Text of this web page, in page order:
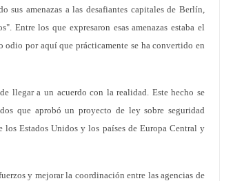
sus amenazas a las desafiantes capitales de Berlín,
Entre los que expresaron esas amenazas estaba el
por aquí que prácticamente se ha convertido en
llegar a un acuerdo con la realidad. Este hecho se
que aprobó un proyecto de ley sobre seguridad
Estados Unidos y los países de Europa Central y
y mejorar la coordinación entre las agencias de